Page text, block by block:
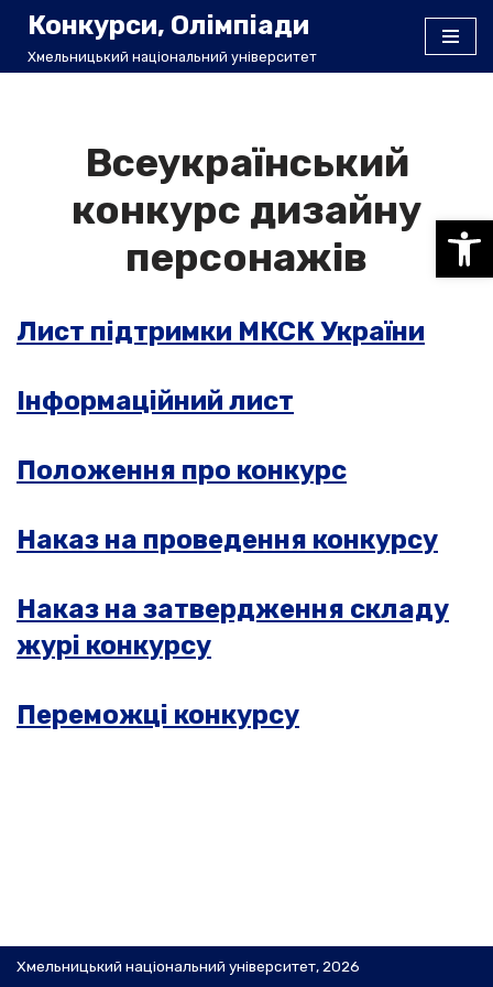
Перейти
Конкурси, Олімпіади
Хмельницький національний університет
Всеукраїнський
конкурс дизайну
персонажів
Лист підтримки МКСК України
Інформаційний лист
Положення про конкурс
Наказ на проведення конкурсу
Наказ на затвердження складу
журі конкурсу
Переможці конкурсу
Хмельницький національний університет, 2026